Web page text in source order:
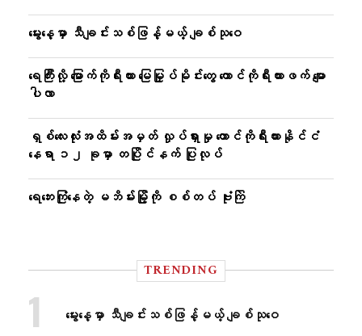
မွေးနေ့မှာ သီချင်းသစ်ဖြန့်မယ့် ချစ်သုဝေ
ရေကြီးလို့ မြောက်ကိုရီးယား မြေမြှုပ်မိုင်းတွေ တောင်ကိုရီးယားဖက် မျော
ပါလာ
ရှစ်လေးလုံးအထိမ်းအမှတ် လှုပ်ရှားမှု တောင်ကိုရီးယားနိုင်ငံ
နေရာ ၁၂ ခုမှာ တပြိုင်နက် ပြုလုပ်
ရေဘေးကြုံနေတဲ့ မဘိမ်းမြို့ကို စစ်တပ် ဗုံးကြဲ
TRENDING
မွေးနေ့မှာ သီချင်းသစ်ဖြန့်မယ့် ချစ်သုဝေ